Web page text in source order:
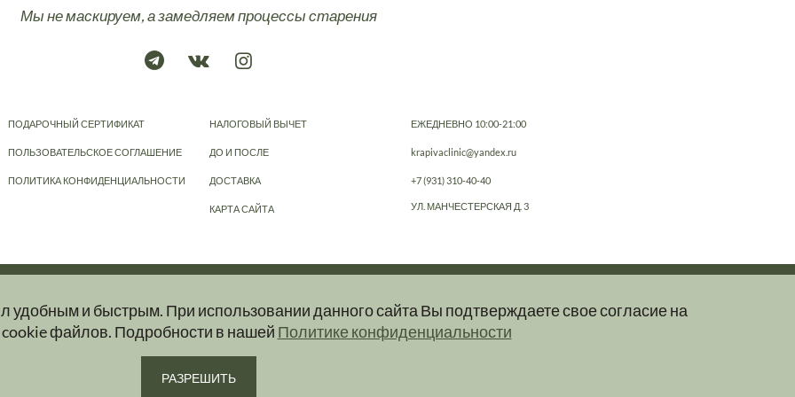
удобным и быстрым. При использовании данного сайта Вы подтверждаете свое согласие на
файлов. Подробности в нашей Политике конфиденциальности
РАЗРЕШИТЬ
Мы не маскируем, а замедляем процессы старения
ПОДАРОЧНЫЙ СЕРТИФИКАТ
ПОЛЬЗОВАТЕЛЬСКОЕ СОГЛАШЕНИЕ
ПОЛИТИКА КОНФИДЕНЦИАЛЬНОСТИ
НАЛОГОВЫЙ ВЫЧЕТ
ДО И ПОСЛЕ
ДОСТАВКА
КАРТА САЙТА
ЕЖЕДНЕВНО 10:00-21:00
krapivaclinic@yandex.ru
+7 (931) 310-40-40
УЛ. МАНЧЕСТЕРСКАЯ Д. 3
и ни при каких условиях информационные материалы, размещенные на сайте, не являются публичной офертой.
и актуальную информацию об услугах вы можете получить при обращении в клинику.